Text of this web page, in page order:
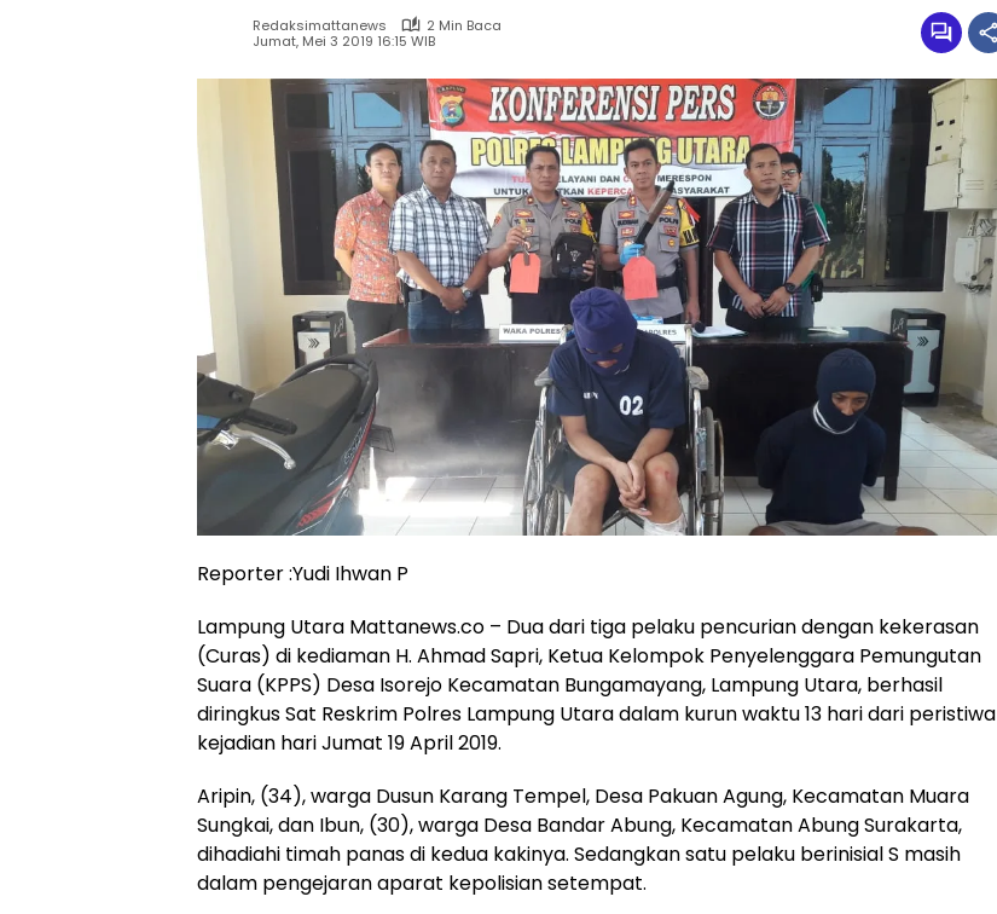
Redaksimattanews
2 Min Baca
Jumat, Mei 3 2019 16:15 WIB
Reporter :Yudi Ihwan P
Lampung Utara Mattanews.co – Dua dari tiga pelaku pencurian dengan kekerasan
(Curas) di kediaman H. Ahmad Sapri, Ketua Kelompok Penyelenggara Pemungutan
Suara (KPPS) Desa Isorejo Kecamatan Bungamayang, Lampung Utara, berhasil
diringkus Sat Reskrim Polres Lampung Utara dalam kurun waktu 13 hari dari peristiwa
kejadian hari Jumat 19 April 2019.
Aripin, (34), warga Dusun Karang Tempel, Desa Pakuan Agung, Kecamatan Muara
Sungkai, dan Ibun, (30), warga Desa Bandar Abung, Kecamatan Abung Surakarta,
dihadiahi timah panas di kedua kakinya. Sedangkan satu pelaku berinisial S masih
dalam pengejaran aparat kepolisian setempat.